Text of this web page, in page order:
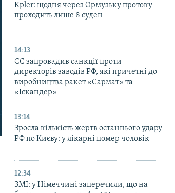
Kpler: щодня через Ормузьку протоку
проходить лише 8 суден
14:13
ЄС запровадив санкції проти
директорів заводів РФ, які причетні до
виробництва ракет «Сармат» та
«Іскандер»
13:14
Зросла кількість жертв останнього удару
РФ по Києву: у лікарні помер чоловік
12:34
ЗМІ: у Німеччині заперечили, що на